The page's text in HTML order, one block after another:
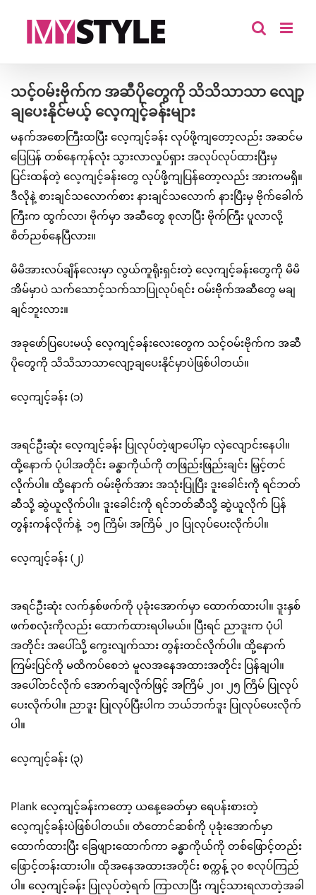
သင့်ဝမ်းဗိုက်က အဆီပိုတွေကို သိသိသာသာ လျော့
ချပေးနိုင်မယ့် လေ့ကျင့်ခန်းများ
မနက်အစောကြီးထပြီး လေ့ကျင့်ခန်း လုပ်ဖို့ကျတော့လည်း အဆင်မ
ပြေပြန် တစ်နေကုန်လုံး သွားလာလှုပ်ရှား အလုပ်လုပ်ထားပြီးမှ
ပြင်းထန်တဲ့ လေ့ကျင့်ခန်းတွေ လုပ်ဖို့ကျပြန်တော့လည်း အားကမရှိ။
ဒီလိုနဲ့ စားချင်သလောက်စား နားချင်သလောက် နားပြီးမှ ဗိုက်ခေါက်
ကြီးက ထွက်လာ၊ ဗိုက်မှာ အဆီတွေ စုလာပြီး ဗိုက်ကြီး ပူလာလို့
စိတ်ညစ်နေပြီလား။
မိမိအားလပ်ချိန်လေးမှာ လွယ်ကူရိုးရှင်းတဲ့ လေ့ကျင့်ခန်းတွေကို မိမိ
အိမ်မှာပဲ သက်သောင့်သက်သာပြုလုပ်ရင်း ဝမ်းဗိုက်အဆီတွေ မချ
ချင်ဘူးလား။
အခုဖော်ပြပေးမယ့် လေ့ကျင့်ခန်းလေးတွေက သင့်ဝမ်းဗိုက်က အဆီ
ပိုတွေကို သိသိသာသာလျော့ချပေးနိုင်မှာပဲဖြစ်ပါတယ်။
လေ့ကျင့်ခန်း (၁)
အရင်ဦးဆုံး လေ့ကျင့်ခန်း ပြုလုပ်တဲ့ဖျာပေါ်မှာ လှဲလျောင်းနေပါ။
ထို့နောက် ပုံပါအတိုင်း ခန္ဓာကိုယ်ကို တဖြည်းဖြည်းချင်း မြှင့်တင်
လိုက်ပါ။ ထို့နောက် ဝမ်းဗိုက်အား အသုံးပြုပြီး ဒူးခေါင်းကို ရင်ဘတ်
ဆီသို့ ဆွဲယူလိုက်ပါ။ ဒူးခေါင်းကို ရင်ဘတ်ဆီသို့ ဆွဲယူလိုက် ပြန်
တွန်းကန်လိုက်နဲ့ ၁၅ ကြိမ်၊ အကြိမ် ၂၀ ပြုလုပ်ပေးလိုက်ပါ။
လေ့ကျင့်ခန်း (၂)
အရင်ဦးဆုံး လက်နှစ်ဖက်ကို ပုခုံးအောက်မှာ ထောက်ထားပါ။ ဒူးနှစ်
ဖက်စလုံးကိုလည်း ထောက်ထားရပါမယ်။ ပြီးရင် ညာဒူးက ပုံပါ
အတိုင်း အပေါ်သို့ ကွေးလျက်သား တွန်းတင်လိုက်ပါ။ ထို့နောက်
ကြမ်းပြင်ကို မထိကပ်စေဘဲ မူလအနေအထားအတိုင်း ပြန်ချပါ။
အပေါ်တင်လိုက် အောက်ချလိုက်ဖြင့် အကြိမ် ၂၀၊ ၂၅ ကြိမ် ပြုလုပ်
ပေးလိုက်ပါ။ ညာဒူး ပြုလုပ်ပြီးပါက ဘယ်ဘက်ဒူး ပြုလုပ်ပေးလိုက်
ပါ။
လေ့ကျင့်ခန်း (၃)
Plank လေ့ကျင့်ခန်းကတော့ ယနေ့ခေတ်မှာ ရေပန်းစားတဲ့
လေ့ကျင့်ခန်းပဲဖြစ်ပါတယ်။ တံတောင်ဆစ်ကို ပုခုံးအောက်မှာ
ထောက်ထားပြီး ခြေဖျားထောက်ကာ ခန္ဓာကိုယ်ကို တစ်ဖြောင့်တည်း
ဖြောင့်တန်းထားပါ။ ထိုအနေအထားအတိုင်း စက္ကန့် ၃၀ စလုပ်ကြည်
ပါ။ လေ့ကျင့်ခန်း ပြုလုပ်တဲ့ရက် ကြာလာပြီး ကျင့်သားရလာတဲ့အခါ